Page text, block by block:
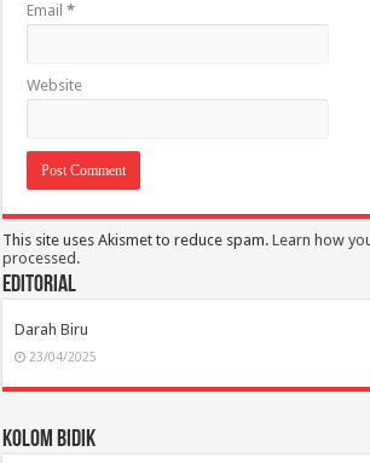
Email*
Website
This site uses Akismet to reduce spam.Learn how
processed.
Editorial
Darah Biru
23/04/2025
Kolom Bidik